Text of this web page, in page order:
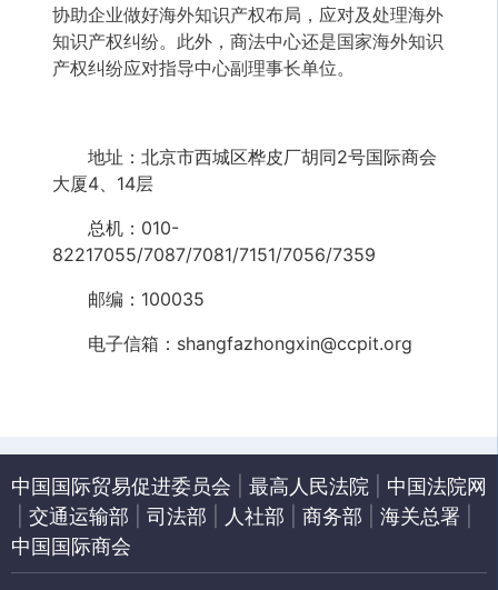
协助企业做好海外知识产权布局，应对及处理海外
知识产权纠纷。此外，商法中心还是国家海外知识
产权纠纷应对指导中心副理事长单位。
地址：北京市西城区桦皮厂胡同2号国际商会
大厦4、14层
总机：010-
82217055/7087/7081/7151/7056/7359
邮编：100035
电子信箱：shangfazhongxin@ccpit.org
中国国际贸易促进委员会 最高人民法院
中国法院网
交通运输部 司法部 人社部 商务部 海关总署
中国国际商会